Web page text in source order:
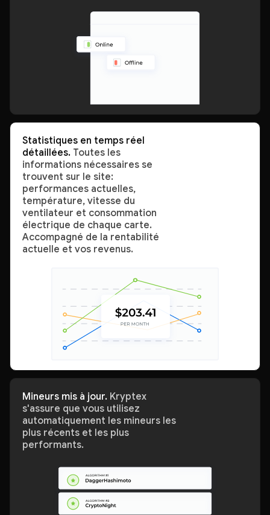
Statistiques en temps réel
détaillées. Toutes les
informations nécessaires se
trouvent sur le site:
performances actuelles,
température, vitesse du
ventilateur et consommation
électrique de chaque carte.
Accompagné de la rentabilité
actuelle et vos revenus.
Mineurs mis à jour. Kryptex
s'assure que vous utilisez
automatiquement les mineurs les
plus récents et les plus
performants.